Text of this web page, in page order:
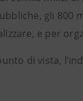
gli 800
e per
di vista,